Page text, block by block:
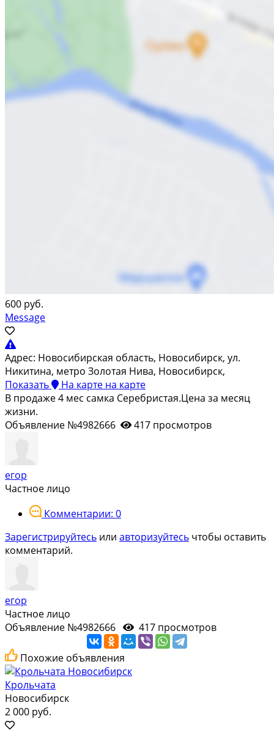
600 руб.
Message
Адрес: Новосибирская область, Новосибирск, ул.
Никитина, метро Золотая Нива, Новосибирск,
Показать
На карте на карте
В продаже 4 мес самка Серебристая.Цена за месяц
жизни.
Объявление №4982666
417 просмотров
егор
Частное лицо
Комментарии: 0
Зарегистрируйтесь или авторизуйтесь чтобы оставить
комментарий.
егор
Частное лицо
Объявление №4982666
417 просмотров
Похожие объявления
Крольчата
Новосибирск
2 000 руб.